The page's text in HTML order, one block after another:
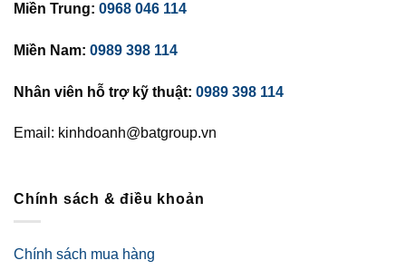
Miền Trung: 0968 046 114
Miền Nam: 0989 398 114
Nhân viên hỗ trợ kỹ thuật: 0989 398 114
Email: kinhdoanh@batgroup.vn
Chính sách & điều khoản
Chính sách mua hàng